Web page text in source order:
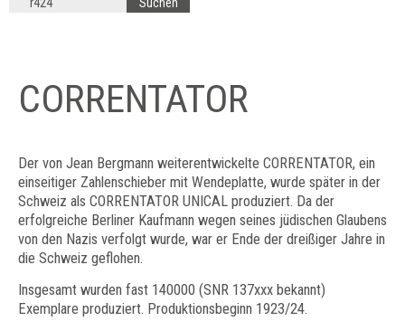
CORRENTATOR
Der von Jean Bergmann weiterentwickelte CORRENTATOR, ein
einseitiger Zahlenschieber mit Wendeplatte, wurde später in der
Schweiz als CORRENTATOR UNICAL produziert. Da der
erfolgreiche Berliner Kaufmann wegen seines jüdischen Glaubens
von den Nazis verfolgt wurde, war er Ende der dreißiger Jahre in
die Schweiz geflohen.
Insgesamt wurden fast 140000 (SNR 137xxx bekannt)
Exemplare produziert. Produktionsbeginn 1923/24.